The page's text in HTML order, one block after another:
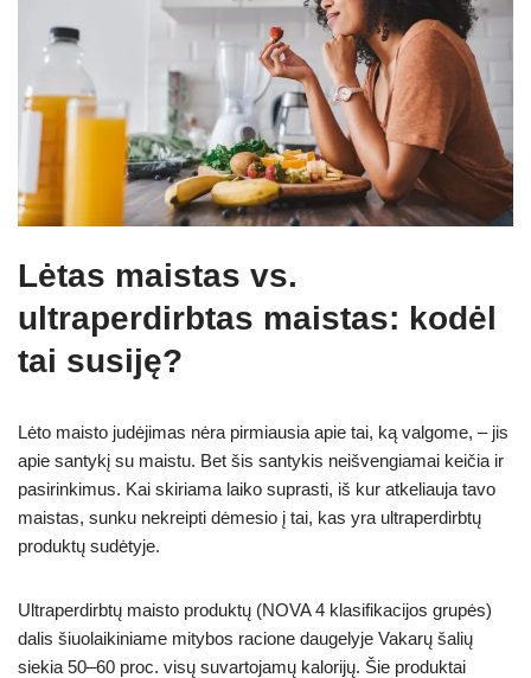
Lėtas maistas vs.
ultraperdirbtas maistas: kodėl
tai susiję?
Lėto maisto judėjimas nėra pirmiausia apie tai, ką valgome, – jis
apie santykį su maistu. Bet šis santykis neišvengiamai keičia ir
pasirinkimus. Kai skiriama laiko suprasti, iš kur atkeliauja tavo
maistas, sunku nekreipti dėmesio į tai, kas yra ultraperdirbtų
produktų sudėtyje.
Ultraperdirbtų maisto produktų (NOVA 4 klasifikacijos grupės)
dalis šiuolaikiniame mitybos racione daugelyje Vakarų šalių
siekia 50–60 proc. visų suvartojamų kalorijų. Šie produktai